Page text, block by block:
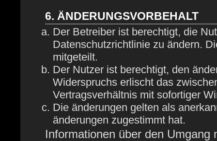
6. ÄNDERUNGSVORBEHALT
Der Betreiber ist berechtigt, die
Datenschutzrichtlinie zu ändern.
mitgeteilt.
Der Nutzer ist berechtigt, den
Widerspruchs erlischt das
Vertragsverhältnis mit sofortiger
Die änderungen gelten als
änderungen zugestimmt hat.
Informationen über den Umgang